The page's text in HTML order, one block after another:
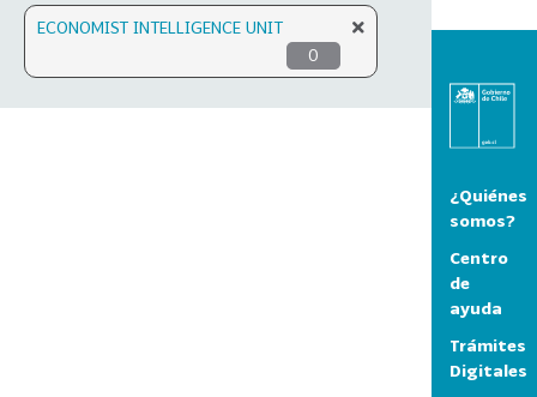
ECONOMIST INTELLIGENCE UNIT
0
¿Quiénes
somos?
Centro
de
ayuda
Trámites
Digitales